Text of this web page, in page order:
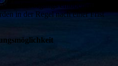
erhobenen
in der Regel nach einer Frist